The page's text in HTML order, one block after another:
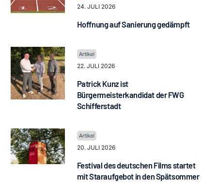
24. JULI 2026
Hoffnung auf Sanierung gedämpft
22. JULI 2026
Patrick Kunz ist
Bürgermeisterkandidat der FWG
Schifferstadt
20. JULI 2026
Festival des deutschen Films startet
mit Staraufgebot in den Spätsommer